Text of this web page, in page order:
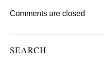
SEARCH
Comments are closed